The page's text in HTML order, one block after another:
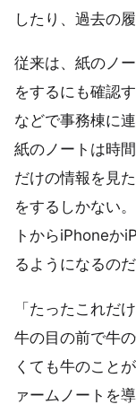
したり、過去の
従来は、紙のノ
をするにも確認
などで事務棟に
紙のノートは時
だけの情報を見
をするしかない
トからiPhoneか
るようになるのだ
「たったこれだ
牛の目の前で牛
くても牛のこと
ァームノートを